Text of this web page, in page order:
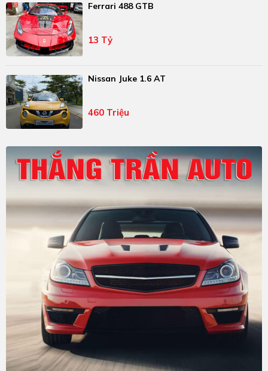
Ferrari 488 GTB
13 Tỷ
Nissan Juke 1.6 AT
460 Triệu